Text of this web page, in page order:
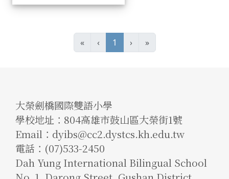
« ‹ 1 (current)
› »
大榮劍橋國際雙語小學
學校地址：804高雄市鼓山區大榮街1號
Email：dyibs@cc2.dystcs.kh.edu.tw
電話：(07)533-2450
Dah Yung International Bilingual School